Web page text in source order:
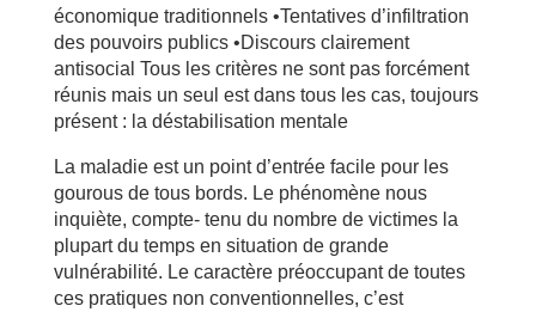
économique traditionnels •Tentatives d’infiltration
des pouvoirs publics •Discours clairement
antisocial Tous les critères ne sont pas forcément
réunis mais un seul est dans tous les cas, toujours
présent : la déstabilisation mentale
La maladie est un point d’entrée facile pour les
gourous de tous bords. Le phénomène nous
inquiète, compte- tenu du nombre de victimes la
plupart du temps en situation de grande
vulnérabilité. Le caractère préoccupant de toutes
ces pratiques non conventionnelles, c’est